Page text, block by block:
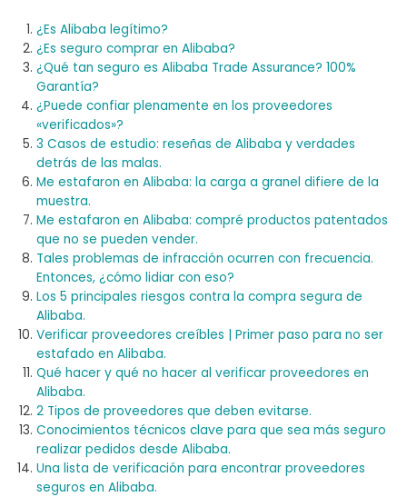
¿Es Alibaba legítimo?
¿Es seguro comprar en Alibaba?
¿Qué tan seguro es Alibaba Trade Assurance? 100%
Garantía?
¿Puede confiar plenamente en los proveedores
«verificados»?
3 Casos de estudio: reseñas de Alibaba y verdades
detrás de las malas.
Me estafaron en Alibaba: la carga a granel difiere de la
muestra.
Me estafaron en Alibaba: compré productos patentados
que no se pueden vender.
Tales problemas de infracción ocurren con frecuencia.
Entonces, ¿cómo lidiar con eso?
Los 5 principales riesgos contra la compra segura de
Alibaba.
Verificar proveedores creíbles | Primer paso para no ser
estafado en Alibaba.
Qué hacer y qué no hacer al verificar proveedores en
Alibaba.
2 Tipos de proveedores que deben evitarse.
Conocimientos técnicos clave para que sea más seguro
realizar pedidos desde Alibaba.
Una lista de verificación para encontrar proveedores
seguros en Alibaba.